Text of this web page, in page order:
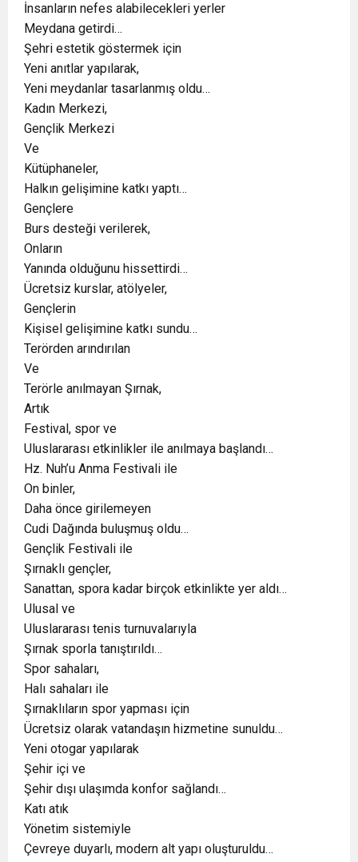
İnsanların nefes alabilecekleri yerler
Meydana getirdi…
Şehri estetik göstermek için
Yeni anıtlar yapılarak,
Yeni meydanlar tasarlanmış oldu…
Kadın Merkezi,
Gençlik Merkezi
Ve
Kütüphaneler,
Halkın gelişimine katkı yaptı…
Gençlere
Burs desteği verilerek,
Onların
Yanında olduğunu hissettirdi…
Ücretsiz kurslar, atölyeler,
Gençlerin
Kişisel gelişimine katkı sundu…
Terörden arındırılan
Ve
Terörle anılmayan Şırnak,
Artık
Festival, spor ve
Uluslararası etkinlikler ile anılmaya başlandı…
Hz. Nuh’u Anma Festivali ile
On binler,
Daha önce girilemeyen
Cudi Dağında buluşmuş oldu…
Gençlik Festivali ile
Şırnaklı gençler,
Sanattan, spora kadar birçok etkinlikte yer aldı…
Ulusal ve
Uluslararası tenis turnuvalarıyla
Şırnak sporla tanıştırıldı…
Spor sahaları,
Halı sahaları ile
Şırnaklıların spor yapması için
Ücretsiz olarak vatandaşın hizmetine sunuldu…
Yeni otogar yapılarak
Şehir içi ve
Şehir dışı ulaşımda konfor sağlandı…
Katı atık
Yönetim sistemiyle
Çevreye duyarlı, modern alt yapı oluşturuldu…